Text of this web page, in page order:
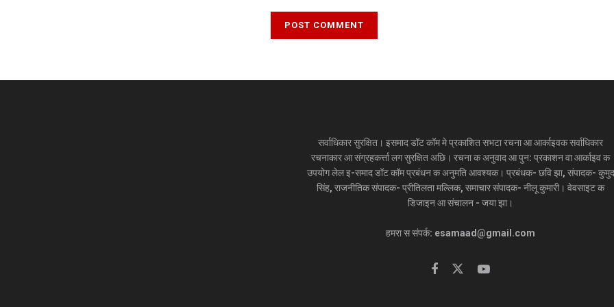
सर्वाधिकार सुरक्षित। इसमाद डॉट कॉम मे प्रकाशित सभटा रचना आ आर्काइवक सर्वाधिकार
रचनाकार आ संग्रहकर्त्ता लग सुरक्षित अछि। रचना क अनुवाद आ पुन: प्रकाशन वा आर्काइव क
उपयोग लेल इ-समाद डॉट कॉम प्रबंधन क अनुमति आवश्यक। प्रबंधक- छवि झा, संपादक- कुमुद
सिंह, राजनीतिक संपादक- प्रीतिलता मल्लिक, समाचार संपादक- नीलू कुमारी। वेवसाइट क
डिजाइन आ संचालन - जया झा।
हमरा स संपर्क: esamaad@gmail.com